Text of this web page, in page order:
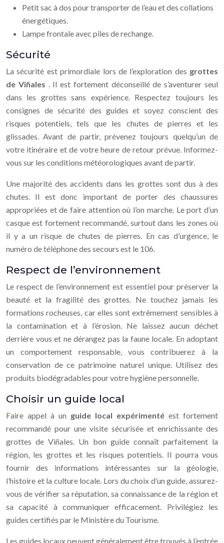
Petit sac à dos pour transporter de l’eau et des collations
énergétiques.
Lampe frontale avec piles de rechange.
Sécurité
La sécurité est primordiale lors de l’exploration des grottes
de Viñales . Il est fortement déconseillé de s’aventurer seul
dans les grottes sans expérience. Respectez toujours les
consignes de sécurité des guides et soyez conscient des
risques potentiels, tels que les chutes de pierres et les
glissades. Avant de partir, prévenez toujours quelqu’un de
votre itinéraire et de votre heure de retour prévue. Informez-
vous sur les conditions météorologiques avant de partir.
Une majorité des accidents dans les grottes sont dus à des
chutes. Il est donc important de porter des chaussures
appropriées et de faire attention où l’on marche. Le port d’un
casque est fortement recommandé, surtout dans les zones où
il y a un risque de chutes de pierres. En cas d’urgence, le
numéro de téléphone des secours est le 106.
Respect de l’environnement
Le respect de l’environnement est essentiel pour préserver la
beauté et la fragilité des grottes. Ne touchez jamais les
formations rocheuses, car elles sont extrêmement sensibles à
la contamination et à l’érosion. Ne laissez aucun déchet
derrière vous et ne dérangez pas la faune locale. En adoptant
un comportement responsable, vous contribuerez à la
conservation de ce patrimoine naturel unique. Utilisez des
produits biodégradables pour votre hygiène personnelle.
Choisir un guide local
Faire appel à un guide local expérimenté est fortement
recommandé pour une visite sécurisée et enrichissante des
grottes de Viñales. Un bon guide connaît parfaitement la
région, les grottes et les risques potentiels. Il pourra vous
fournir des informations intéressantes sur la géologie,
l’histoire et la culture locale. Lors du choix d’un guide, assurez-
vous de vérifier sa réputation, sa connaissance de la région et
sa capacité à communiquer efficacement. Privilégiez les
guides certifiés par le Ministère du Tourisme.
Les guides locaux peuvent généralement être trouvés à l’entrée